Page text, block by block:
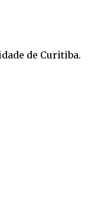
de Curitiba.